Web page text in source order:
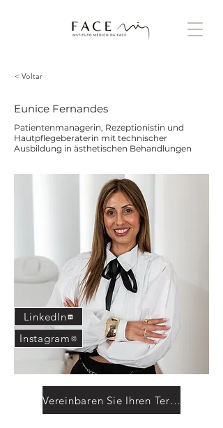
< Voltar
Eunice Fernandes
Patientenmanagerin, Rezeptionistin und
Hautpflegeberaterin mit technischer
Ausbildung in ästhetischen Behandlungen
LinkedIn
Instagram
Vereinbaren Sie Ihren Termin